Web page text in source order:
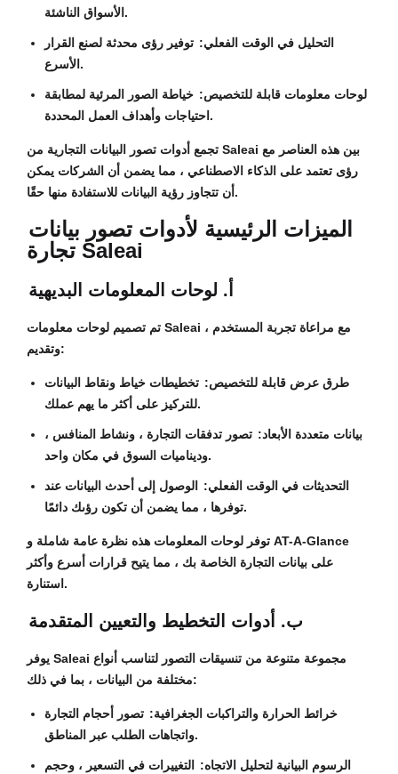
الأسواق الناشئة.
التحليل في الوقت الفعلي: توفير رؤى محدثة لصنع القرار
الأسرع.
لوحات معلومات قابلة للتخصيص: خياطة الصور المرئية لمطابقة
احتياجات وأهداف العمل المحددة.
تجمع أدوات تصور البيانات التجارية من Saleai بين هذه العناصر مع
رؤى تعتمد على الذكاء الاصطناعي ، مما يضمن أن الشركات يمكن
أن تتجاوز رؤية البيانات للاستفادة منها حقًا.
الميزات الرئيسية لأدوات تصور بيانات
تجارة Saleai
أ. لوحات المعلومات البديهية
تم تصميم لوحات معلومات Saleai مع مراعاة تجربة المستخدم ،
وتقديم:
طرق عرض قابلة للتخصيص: تخطيطات خياط ونقاط البيانات
للتركيز على أكثر ما يهم عملك.
بيانات متعددة الأبعاد: تصور تدفقات التجارة ، ونشاط المنافس ،
وديناميات السوق في مكان واحد.
التحديثات في الوقت الفعلي:
الوصول إلى أحدث البيانات عند
توفرها ، مما يضمن أن تكون رؤىك دائمًا.
توفر لوحات المعلومات هذه نظرة عامة شاملة و AT-A-Glance
على بيانات التجارة الخاصة بك ، مما يتيح قرارات أسرع وأكثر
استنارة.
ب. أدوات التخطيط والتعيين المتقدمة
يوفر Saleai مجموعة متنوعة من تنسيقات التصور لتناسب أنواع
مختلفة من البيانات ، بما في ذلك:
خرائط الحرارة والتراكبات الجغرافية: تصور أحجام التجارة
واتجاهات الطلب عبر المناطق.
الرسوم البيانية لتحليل الاتجاه:
التغييرات في التسعير ، وحجم